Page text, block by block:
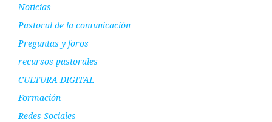
Noticias
Pastoral de la comunicación
Preguntas y foros
recursos pastorales
CULTURA DIGITAL
Formación
Redes Sociales